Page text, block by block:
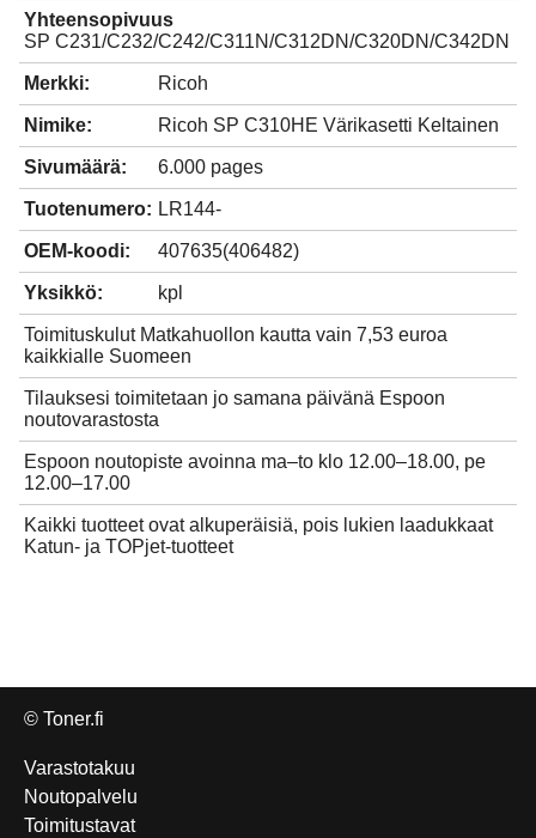
Yhteensopivuus
SP C231/C232/C242/C311N/C312DN/C320DN/C342DN
Merkki: Ricoh
Nimike: Ricoh SP C310HE Värikasetti Keltainen
Sivumäärä: 6.000 pages
Tuotenumero: LR144-
OEM-koodi: 407635(406482)
Yksikkö: kpl
Toimituskulut Matkahuollon kautta vain 7,53 euroa
kaikkialle Suomeen
Tilauksesi toimitetaan jo samana päivänä Espoon
noutovarastosta
Espoon noutopiste avoinna ma–to klo 12.00–18.00, pe
12.00–17.00
Kaikki tuotteet ovat alkuperäisiä, pois lukien laadukkaat
Katun- ja TOPjet-tuotteet
© Toner.fi
Varastotakuu
Noutopalvelu
Toimitustavat